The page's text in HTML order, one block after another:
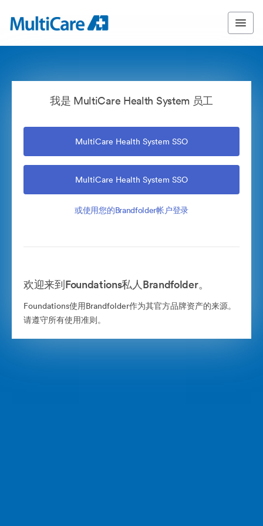
我是 MultiCare Health System 员工
MultiCare Health System SSO
MultiCare Health System SSO
或使用您的Brandfolder帐户登录
欢迎来到Foundations私人Brandfolder。
Foundations使用Brandfolder作为其官方品牌资产的来源。
请遵守所有使用准则。